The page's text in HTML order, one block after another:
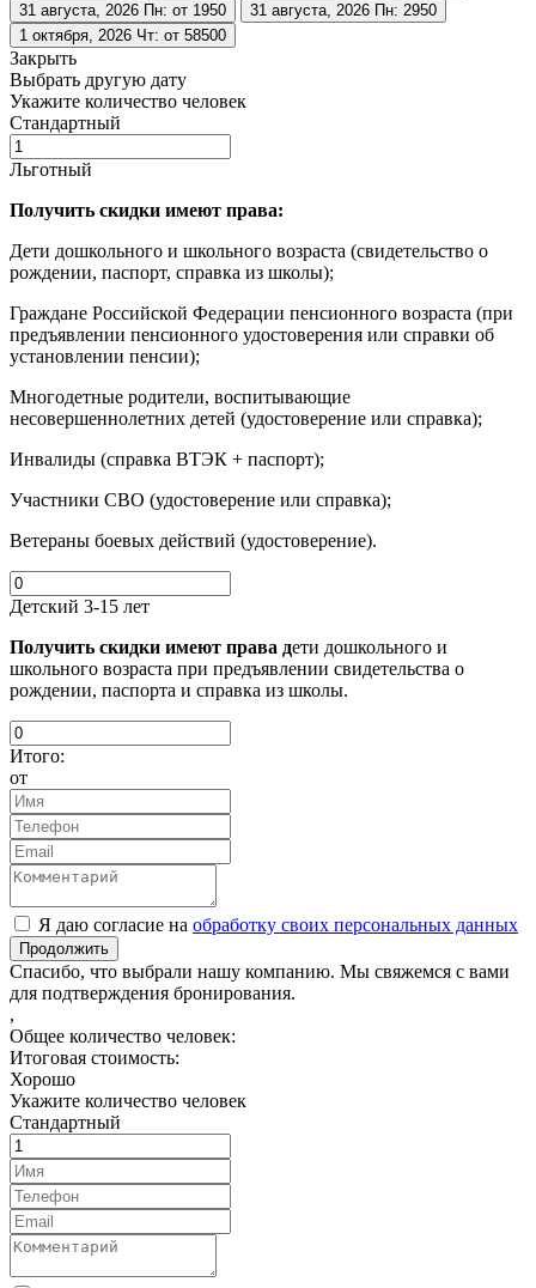
31 августа, 2026 Пн: от 1950 31 августа, 2026 Пн: 2950
1 октября, 2026 Чт: от 58500
Закрыть
Выбрать другую дату
Укажите количество человек
Стандартный
Льготный
Получить скидки имеют права:
Дети дошкольного и школьного возраста (свидетельство о
рождении, паспорт, справка из школы);
Граждане Российской Федерации пенсионного возраста (при
предъявлении пенсионного удостоверения или справки об
установлении пенсии);
Многодетные родители, воспитывающие
несовершеннолетних детей (удостоверение или справка);
Инвалиды (справка ВТЭК + паспорт);
Участники СВО (удостоверение или справка);
Ветераны боевых действий (удостоверение).
Детский 3-15 лет
Получить скидки имеют права дети дошкольного и
школьного возраста при предъявлении свидетельства о
рождении, паспорта и справка из школы.
Итого:
от
Я даю согласие на обработку своих персональных данных
Продолжить
Спасибо, что выбрали нашу компанию. Мы свяжемся с вами
для подтверждения бронирования.
,
Общее количество человек:
Итоговая стоимость:
Хорошо
Укажите количество человек
Стандартный